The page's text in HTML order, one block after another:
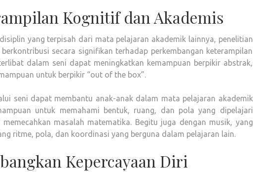
Kognitif dan Akademis
yang terpisah dari mata pelajaran akademik lainnya, penelitian
secara signifikan terhadap perkembangan keterampilan
dalam seni dapat meningkatkan kemampuan berpikir abstrak,
untuk berpikir “out of the box”.
seni dapat membantu anak-anak dalam mata pelajaran akademik
untuk memahami bentuk, ruang, dan pola yang dipelajari
masalah matematika. Begitu juga dengan musik, yang
ritme, pola, dan koordinasi yang berguna dalam pelajaran lain.
Kepercayaan Diri